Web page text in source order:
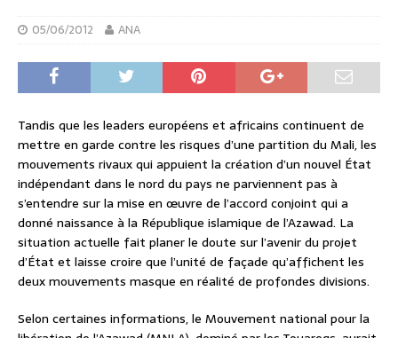
05/06/2012 ANA
Tandis que les leaders européens et africains continuent de
mettre en garde contre les risques d’une partition du Mali, les
mouvements rivaux qui appuient la création d’un nouvel État
indépendant dans le nord du pays ne parviennent pas à
s’entendre sur la mise en œuvre de l’accord conjoint qui a
donné naissance à la République islamique de l’Azawad. La
situation actuelle fait planer le doute sur l’avenir du projet
d’État et laisse croire que l’unité de façade qu’affichent les
deux mouvements masque en réalité de profondes divisions.
Selon certaines informations, le Mouvement national pour la